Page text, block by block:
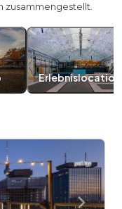
zusammengestellt.
Erlebnislocation